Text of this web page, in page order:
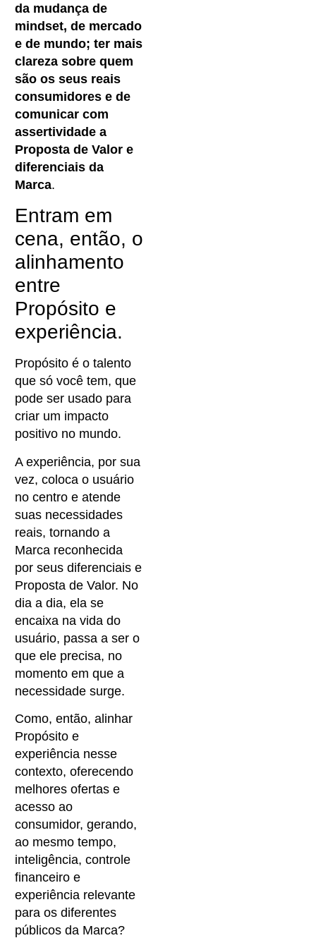
da mudança de
mindset, de mercado
e de mundo; ter mais
clareza sobre quem
são os seus reais
consumidores e de
comunicar com
assertividade a
Proposta de Valor e
diferenciais da
Marca.
Entram em
cena, então, o
alinhamento
entre
Propósito e
experiência.
Propósito é o talento
que só você tem, que
pode ser usado para
criar um impacto
positivo no mundo.
A experiência, por sua
vez, coloca o usuário
no centro e atende
suas necessidades
reais, tornando a
Marca reconhecida
por seus diferenciais e
Proposta de Valor. No
dia a dia, ela se
encaixa na vida do
usuário, passa a ser o
que ele precisa, no
momento em que a
necessidade surge.
Como, então, alinhar
Propósito e
experiência nesse
contexto, oferecendo
melhores ofertas e
acesso ao
consumidor, gerando,
ao mesmo tempo,
inteligência, controle
financeiro e
experiência relevante
para os diferentes
públicos da Marca?